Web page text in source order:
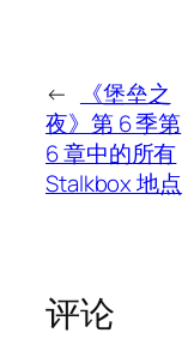
←
《堡垒之
夜》第 6 季第
6 章中的所有
Stalkbox 地点
评论